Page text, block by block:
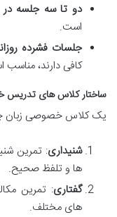
دو تا سه جلسه در
است.
جلسات فشرده
کافی دارند،
ساختار کلاس های تدریس
یک کلاس خصوصی زبان
شنیداری: تمرین
ها و تلفظ صحیح.
گفتاری: تمرین
های مختلف.